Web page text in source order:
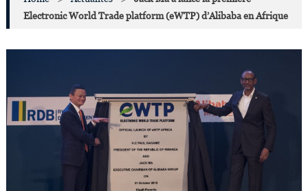
Electronic World Trade platform (eWTP) d’Alibaba en Afrique